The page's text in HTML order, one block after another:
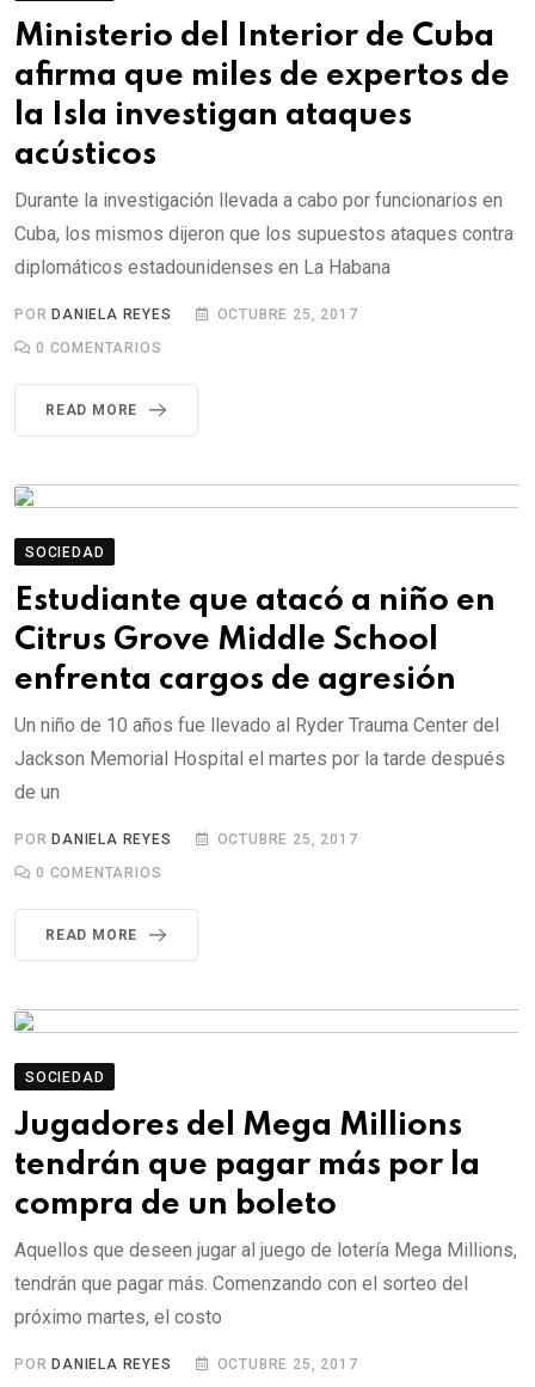
Ministerio del Interior de Cuba
afirma que miles de expertos de
la Isla investigan ataques
acústicos
Durante la investigación llevada a cabo por funcionarios en
Cuba, los mismos dijeron que los supuestos ataques contra
diplomáticos estadounidenses en La Habana
PORDANIELA REYES
OCTUBRE 25, 2017
0 COMENTARIOS
READ MORE
SOCIEDAD
Estudiante que atacó a niño en
Citrus Grove Middle School
enfrenta cargos de agresión
Un niño de 10 años fue llevado al Ryder Trauma Center del
Jackson Memorial Hospital el martes por la tarde después
de un
PORDANIELA REYES
OCTUBRE 25, 2017
0 COMENTARIOS
READ MORE
SOCIEDAD
Jugadores del Mega Millions
tendrán que pagar más por la
compra de un boleto
Aquellos que deseen jugar al juego de lotería Mega Millions,
tendrán que pagar más. Comenzando con el sorteo del
próximo martes, el costo
PORDANIELA REYES
OCTUBRE 25, 2017